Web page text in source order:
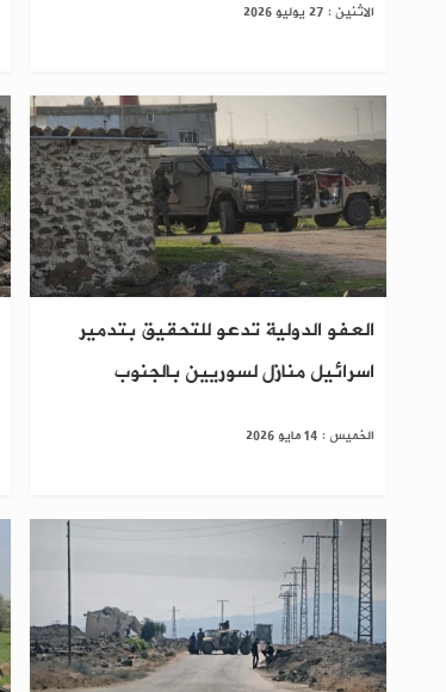
الاثنين : 27 يوليو 2026
العفو الدولية تدعو للتحقيق بتدمير
اسرائيل منازل لسوريين بالجنوب
الخميس : 14 مايو 2026